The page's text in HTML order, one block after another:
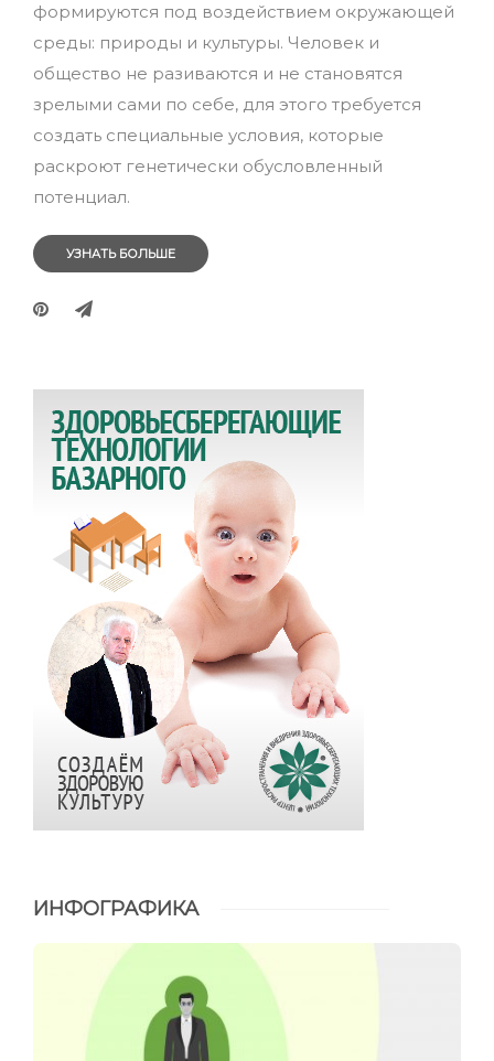
формируются под воздействием окружающей
среды: природы и культуры. Человек и
общество не разиваются и не становятся
зрелыми сами по себе, для этого требуется
создать специальные условия, которые
раскроют генетически обусловленный
потенциал.
УЗНАТЬ БОЛЬШЕ
ИНФОГРАФИКА